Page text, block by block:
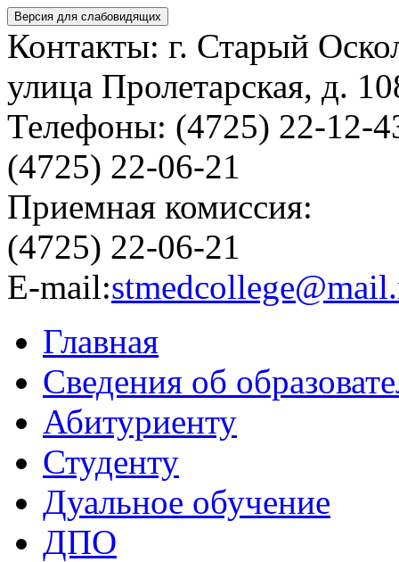
Версия для слабовидящих
Контакты: г. Старый
улица Пролетарская, д.
Телефоны: (4725) 22-12-
(4725) 22-06-21
Приемная комиссия:
(4725) 22-06-21
E-mail:
Главная
Сведения об
Абитуриенту
Студенту
Дуальное обучение
ДПО